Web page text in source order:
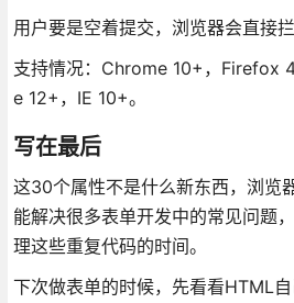
用户要是空着提交，浏览器会直接拦
支持情况：Chrome 10+，Firefox
e 12+，IE 10+。
写在最后
这30个属性不是什么新东西，浏览
能解决很多表单开发中的常见问题
理这些重复代码的时间。
下次做表单的时候，先看看HTML